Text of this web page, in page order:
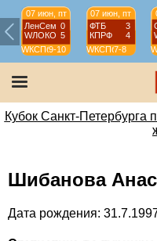
07 июн, пт
ЛенСем 0
WЛОКО 5
WКСПб9-10
07 июн, пт
ФТБ
3
КПРФ
4
WКСПб7-8
Кубок Санкт-Петербурга
Шибанова
Дата рождения: